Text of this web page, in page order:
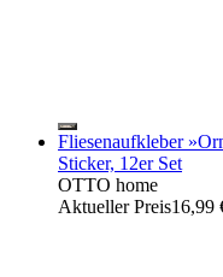
Fliesenaufkleber
Sticker, 12er Set
OTTO home
Aktueller Preis16,99